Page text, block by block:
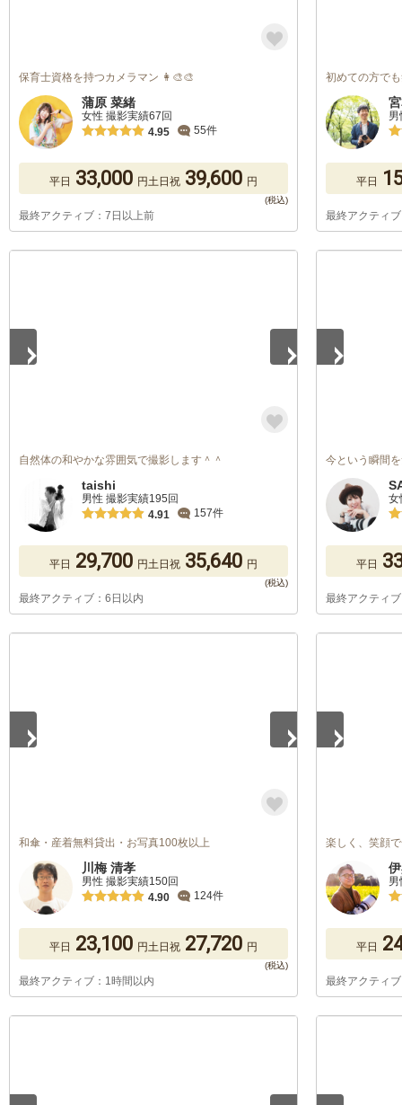
保育士資格を持つカメラマン 👩‍🎨🎨
蒲原 菜緒
女性 撮影実績67回
4.95
55件
平日 33,000 円土日祝 39,600 円
最終アクティブ：7日以上前
初めての方で
平日
最終アクティ
自然体の和やかな雰囲気で撮影します＾＾
taishi
男性 撮影実績195回
4.91
157件
平日 29,700 円土日祝 35,640 円
最終アクティブ：6日以内
今という瞬間
女
平日
最終アクティ
和傘・産着無料貸出・お写真100枚以上
川梅 清孝
男性 撮影実績150回
4.90
124件
平日 23,100 円土日祝 27,720 円
最終アクティブ：1時間以内
楽しく、笑顔
平日
最終アクティ